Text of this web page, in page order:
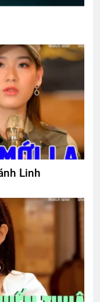
Linh